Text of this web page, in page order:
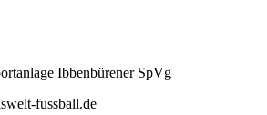
Ibbenbürener SpVg
fussball.de